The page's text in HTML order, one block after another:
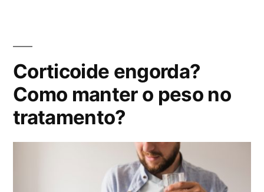
c
d
o
Corticoide engorda?
Como manter o peso no
tratamento?